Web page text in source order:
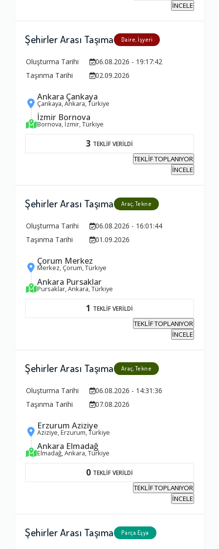
İNCELE
Şehirler Arası Taşıma Daire, İşyeri
Oluşturma Tarihi
06.08.2026 - 19:17:42
Taşınma Tarihi
02.09.2026
Ankara Çankaya
Çankaya, Ankara, Türkiye
İzmir Bornova
Bornova, İzmir, Türkiye
3 TEKLİF VERİLDİ
TEKLİF TOPLANIYOR
İNCELE
Şehirler Arası Taşıma Araç, Tekne
Oluşturma Tarihi
06.08.2026 - 16:01:44
Taşınma Tarihi
01.09.2026
Çorum Merkez
Merkez, Çorum, Türkiye
Ankara Pursaklar
Pursaklar, Ankara, Türkiye
1 TEKLİF VERİLDİ
TEKLİF TOPLANIYOR
İNCELE
Şehirler Arası Taşıma Araç, Tekne
Oluşturma Tarihi
06.08.2026 - 14:31:36
Taşınma Tarihi
07.08.2026
Erzurum Aziziye
Aziziye, Erzurum, Türkiye
Ankara Elmadağ
Elmadağ, Ankara, Türkiye
0 TEKLİF VERİLDİ
TEKLİF TOPLANIYOR
İNCELE
Şehirler Arası Taşıma Parça Eşya
Ambalajlama Hizmeti
Firma ile İletişim